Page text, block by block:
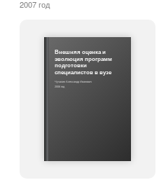
2007 год
Внешняя оценка и
эволюция программ
подготовки
специалистов в вузе
Чучалин Александр Иванович
2006 год